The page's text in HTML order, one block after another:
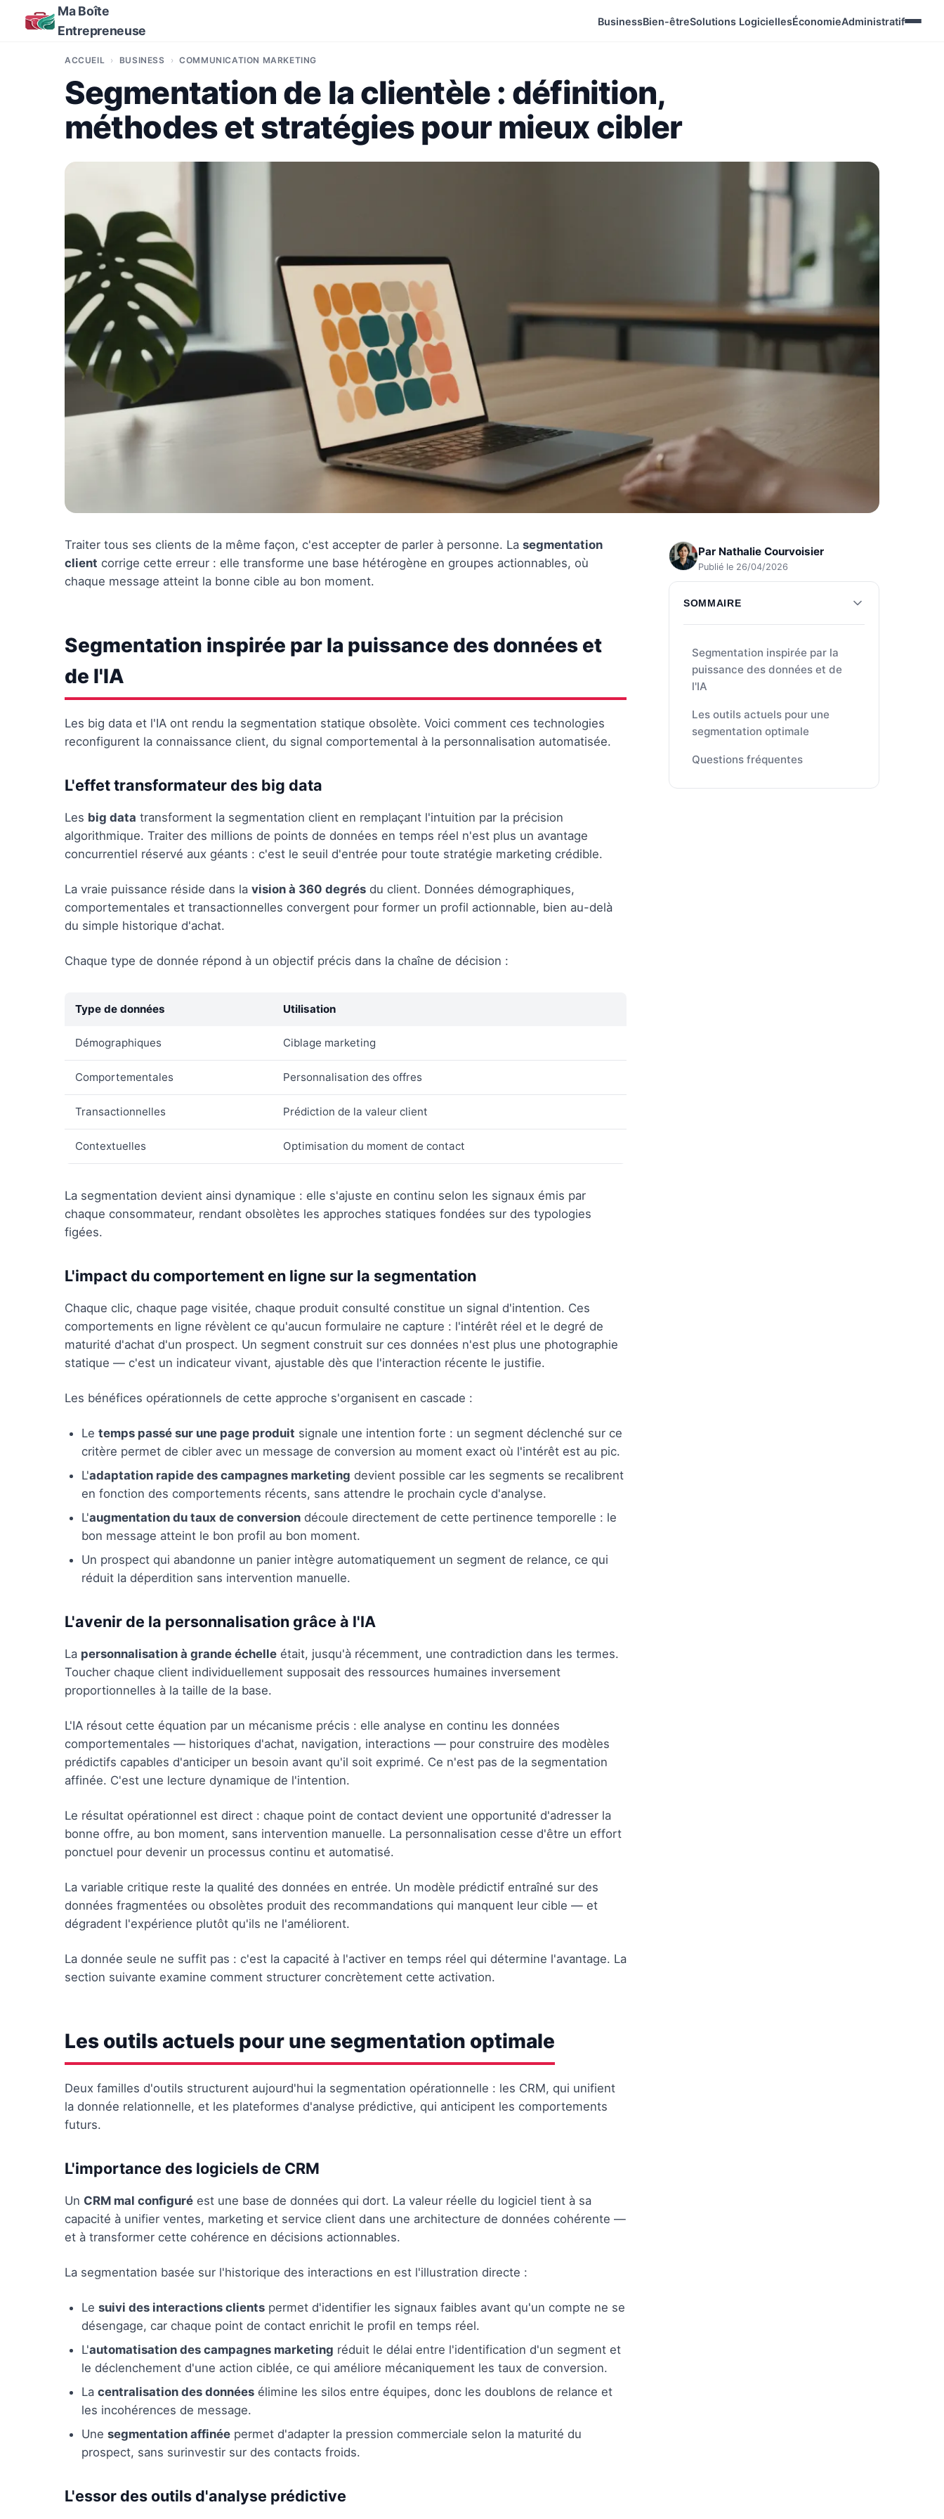
Ma Boîte
Entrepreneuse
BusinessBien-êtreSolutions LogiciellesÉconomieAdministratif
ACCUEIL BUSINESS COMMUNICATION MARKETING
Segmentation de la clientèle : définition,
méthodes et stratégies pour mieux cibler
Par Nathalie Courvoisier
Publié le 26/04/2026
SOMMAIRE
Segmentation inspirée par la
puissance des données et de
l'IA
Les outils actuels pour une
segmentation optimale
Questions fréquentes
Traiter tous ses clients de la même façon, c'est accepter de parler à personne. La segmentation
client corrige cette erreur : elle transforme une base hétérogène en groupes actionnables, où
chaque message atteint la bonne cible au bon moment.
Segmentation inspirée par la puissance des données et
de l'IA
Les big data et l'IA ont rendu la segmentation statique obsolète. Voici comment ces technologies
reconfigurent la connaissance client, du signal comportemental à la personnalisation automatisée.
L'effet transformateur des big data
Les big data transforment la segmentation client en remplaçant l'intuition par la précision
algorithmique. Traiter des millions de points de données en temps réel n'est plus un avantage
concurrentiel réservé aux géants : c'est le seuil d'entrée pour toute stratégie marketing crédible.
La vraie puissance réside dans la vision à 360 degrés du client. Données démographiques,
comportementales et transactionnelles convergent pour former un profil actionnable, bien au-delà
du simple historique d'achat.
Chaque type de donnée répond à un objectif précis dans la chaîne de décision :
Type de données Utilisation
Démographiques Ciblage marketing
Comportementales Personnalisation des offres
Transactionnelles Prédiction de la valeur client
Contextuelles Optimisation du moment de contact
La segmentation devient ainsi dynamique : elle s'ajuste en continu selon les signaux émis par
chaque consommateur, rendant obsolètes les approches statiques fondées sur des typologies
figées.
L'impact du comportement en ligne sur la segmentation
Chaque clic, chaque page visitée, chaque produit consulté constitue un signal d'intention. Ces
comportements en ligne révèlent ce qu'aucun formulaire ne capture : l'intérêt réel et le degré de
maturité d'achat d'un prospect. Un segment construit sur ces données n'est plus une photographie
statique — c'est un indicateur vivant, ajustable dès que l'interaction récente le justifie.
Les bénéfices opérationnels de cette approche s'organisent en cascade :
Le temps passé sur une page produit signale une intention forte : un segment déclenché sur ce
critère permet de cibler avec un message de conversion au moment exact où l'intérêt est au pic.
L'adaptation rapide des campagnes marketing devient possible car les segments se recalibrent
en fonction des comportements récents, sans attendre le prochain cycle d'analyse.
L'augmentation du taux de conversion découle directement de cette pertinence temporelle : le
bon message atteint le bon profil au bon moment.
Un prospect qui abandonne un panier intègre automatiquement un segment de relance, ce qui
réduit la déperdition sans intervention manuelle.
L'avenir de la personnalisation grâce à l'IA
La personnalisation à grande échelle était, jusqu'à récemment, une contradiction dans les termes.
Toucher chaque client individuellement supposait des ressources humaines inversement
proportionnelles à la taille de la base.
L'IA résout cette équation par un mécanisme précis : elle analyse en continu les données
comportementales — historiques d'achat, navigation, interactions — pour construire des modèles
prédictifs capables d'anticiper un besoin avant qu'il soit exprimé. Ce n'est pas de la segmentation
affinée. C'est une lecture dynamique de l'intention.
Le résultat opérationnel est direct : chaque point de contact devient une opportunité d'adresser la
bonne offre, au bon moment, sans intervention manuelle. La personnalisation cesse d'être un effort
ponctuel pour devenir un processus continu et automatisé.
La variable critique reste la qualité des données en entrée. Un modèle prédictif entraîné sur des
données fragmentées ou obsolètes produit des recommandations qui manquent leur cible — et
dégradent l'expérience plutôt qu'ils ne l'améliorent.
La donnée seule ne suffit pas : c'est la capacité à l'activer en temps réel qui détermine l'avantage. La
section suivante examine comment structurer concrètement cette activation.
Les outils actuels pour une segmentation optimale
Deux familles d'outils structurent aujourd'hui la segmentation opérationnelle : les CRM, qui unifient
la donnée relationnelle, et les plateformes d'analyse prédictive, qui anticipent les comportements
futurs.
L'importance des logiciels de CRM
Un CRM mal configuré est une base de données qui dort. La valeur réelle du logiciel tient à sa
capacité à unifier ventes, marketing et service client dans une architecture de données cohérente —
et à transformer cette cohérence en décisions actionnables.
La segmentation basée sur l'historique des interactions en est l'illustration directe :
Le suivi des interactions clients permet d'identifier les signaux faibles avant qu'un compte ne se
désengage, car chaque point de contact enrichit le profil en temps réel.
L'automatisation des campagnes marketing réduit le délai entre l'identification d'un segment et
le déclenchement d'une action ciblée, ce qui améliore mécaniquement les taux de conversion.
La centralisation des données élimine les silos entre équipes, donc les doublons de relance et
les incohérences de message.
Une segmentation affinée permet d'adapter la pression commerciale selon la maturité du
prospect, sans surinvestir sur des contacts froids.
L'essor des outils d'analyse prédictive